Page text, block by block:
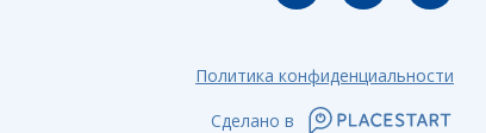
Политика конфиденциальности
Сделано в